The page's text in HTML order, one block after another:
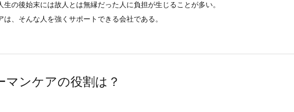
の後始末には故人とは無縁だった人に負担が生じることが多い。
、そんな人を強くサポートできる会社である。
ンケアの役割は？